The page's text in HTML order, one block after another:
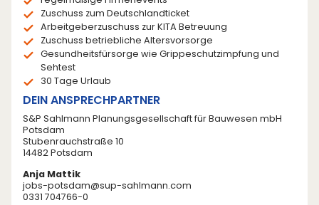
Zuschuss zum Deutschlandticket
Arbeitgeberzuschuss zur KITA Betreuung
Zuschuss betriebliche Altersvorsorge
Gesundheitsfürsorge wie Grippeschutzimpfung und
Sehtest
30 Tage Urlaub
DEIN ANSPRECHPARTNER
S&P Sahlmann Planungsgesellschaft für Bauwesen mbH
Potsdam
Stubenrauchstraße 10
14482 Potsdam
Anja Mattik
jobs-potsdam@sup-sahlmann.com
0331 704766-0